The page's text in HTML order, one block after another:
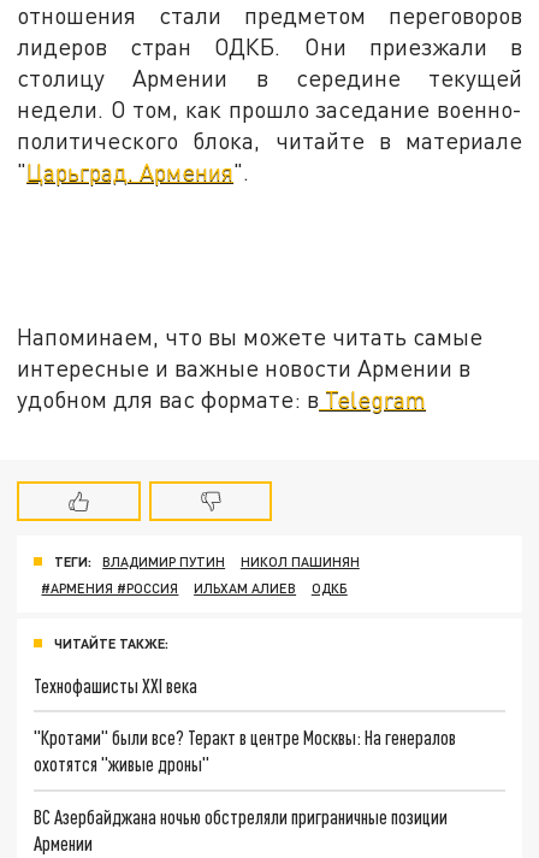
отношения стали предметом переговоров
лидеров стран ОДКБ. Они приезжали в
столицу Армении в середине текущей
недели. О том, как прошло заседание военно-
политического блока, читайте в материале
"Царьград. Армения".
Напоминаем, что вы можете читать самые
интересные и важные новости Армении в
удобном для вас формате: в Telegram
ТЕГИ: ВЛАДИМИР ПУТИН
НИКОЛ ПАШИНЯН
#АРМЕНИЯ #РОССИЯ
ИЛЬХАМ АЛИЕВ ОДКБ
ЧИТАЙТЕ ТАКЖЕ:
Технофашисты XXI века
"Кротами" были все? Теракт в центре Москвы: На генералов
охотятся "живые дроны"
ВС Азербайджана ночью обстреляли приграничные позиции
Армении